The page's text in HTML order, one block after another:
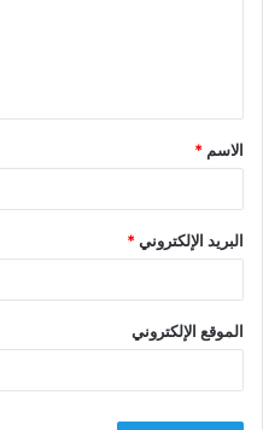
ق
*
الاسم *
البريد الإلكتروني*
الموقع الإلكتروني